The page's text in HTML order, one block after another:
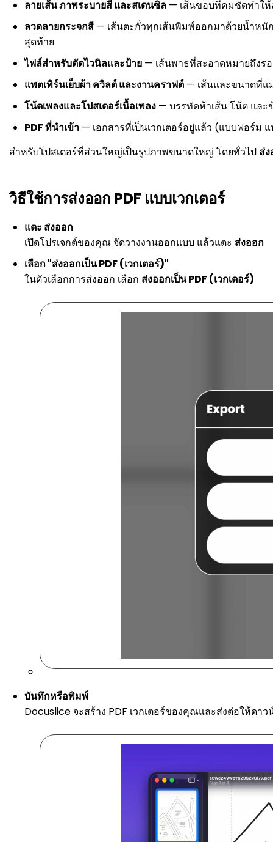
ลายเส้น ภาพระบายสี และสเตนซิล — เส้นขอบที่คมชัดทำให้
ลวดลายกระจกสี — เส้นตะกั่วทุกเส้นพิมพ์ออกมาด้วยน้ำห
สุดท้าย
ไฟล์สำหรับตัดไวนิลและป้าย — เส้นพาธที่สะอาดหมายถึงร
แพตเทิร์นเย็บผ้า ควิลต์ และงานคราฟต์ — เส้นและขนาดที่แ
โน้ตเพลงและโปสเตอร์เนื้อเพลง — บรรทัดห้าเส้น โน้ต แล
PDF ที่นำเข้า — เอกสารที่เป็นเวกเตอร์อยู่แล้ว (แบบฟอร์ม
สำหรับโปสเตอร์ที่ส่วนใหญ่เป็นรูปภาพขนาดใหญ่ โดยทั่วไป ส่
วิธีใช้การส่งออก PDF แบบเวกเตอร์
แตะ ส่งออก
เปิดโปรเจกต์ของคุณ จัดวางงานออกแบบ แล้วแตะ ส่งออก
เลือก "ส่งออกเป็น PDF (เวกเตอร์)"
ในตัวเลือกการส่งออก เลือก ส่งออกเป็น PDF (เวกเตอร์)
บันทึกหรือพิมพ์
Docuslice จะสร้าง PDF เวกเตอร์ของคุณและส่งต่อให้ด